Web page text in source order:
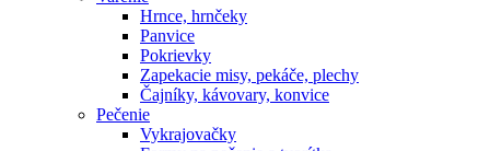
Hrnce, hrnčeky
Panvice
Pokrievky
Zapekacie misy, pekáče, plechy
Čajníky, kávovary, konvice
Pečenie
Vykrajovačky